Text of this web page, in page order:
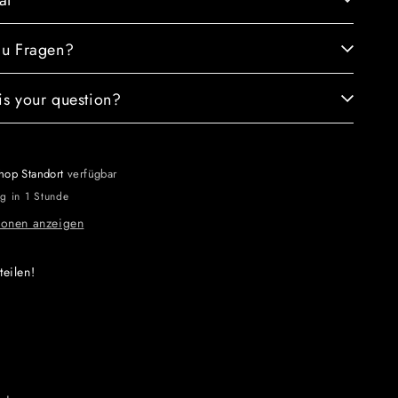
Fragen?
your question?
Standort verfügbar
in 1 Stunde
anzeigen